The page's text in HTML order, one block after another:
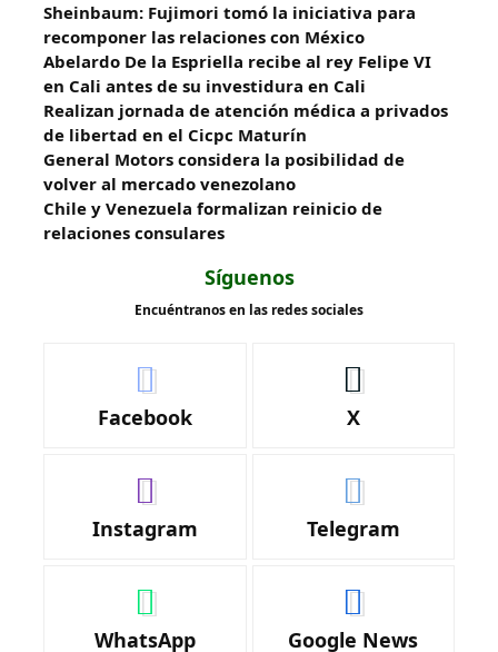
Sheinbaum: Fujimori tomó la iniciativa para
recomponer las relaciones con México
Abelardo De la Espriella recibe al rey Felipe VI
en Cali antes de su investidura en Cali
Realizan jornada de atención médica a privados
de libertad en el Cicpc Maturín
General Motors considera la posibilidad de
volver al mercado venezolano
Chile y Venezuela formalizan reinicio de
relaciones consulares
Síguenos
Encuéntranos en las redes sociales
Facebook X
Instagram Telegram
WhatsApp Google News